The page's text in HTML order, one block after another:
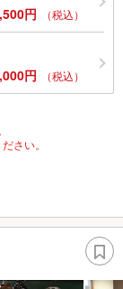
円 （税込）
円 （税込）
さい。